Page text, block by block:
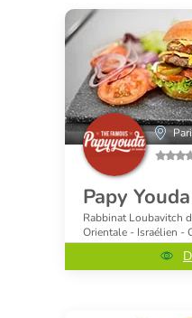
Papy
Rabbinat Loubavitch
Orientale - Israélien -